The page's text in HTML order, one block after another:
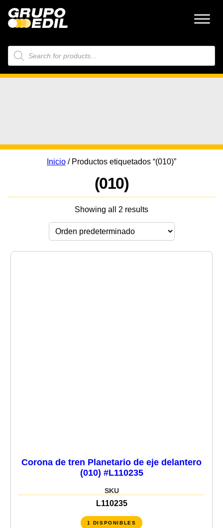
Búsqueda
de
productos
Inicio / Productos etiquetados “(010)”
(010)
Showing all 2 results
Corona de tren Planetario de eje delantero
(010) #L110235
SKU
L110235
1 DISPONIBLES